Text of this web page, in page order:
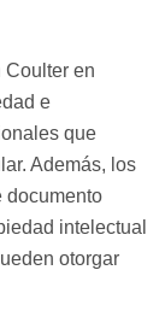
Coulter en
e
que
Además, los
documento
intelectual
otorgar